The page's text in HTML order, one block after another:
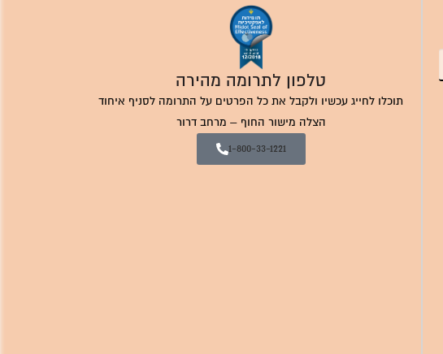
טלפון לתרומה מהירה
תוכלו לחייג עכשיו ולקבל את כל הפרטים על התרומה לסניף איחוד
הצלה מישור החוף – מרחב דרור
1-800-33-1221